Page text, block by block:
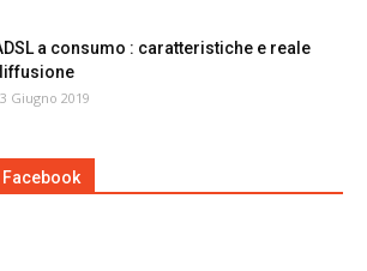
a consumo : caratteristiche e reale
Giugno 2019